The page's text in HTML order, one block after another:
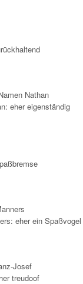
Nathan
eher eigenständig
eher ein Spaßvogel
Josef
treudoof